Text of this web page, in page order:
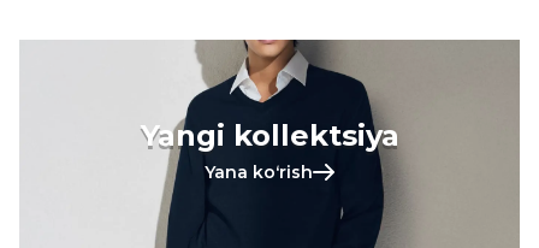
Yangi kollektsiya
Yana koʻrish